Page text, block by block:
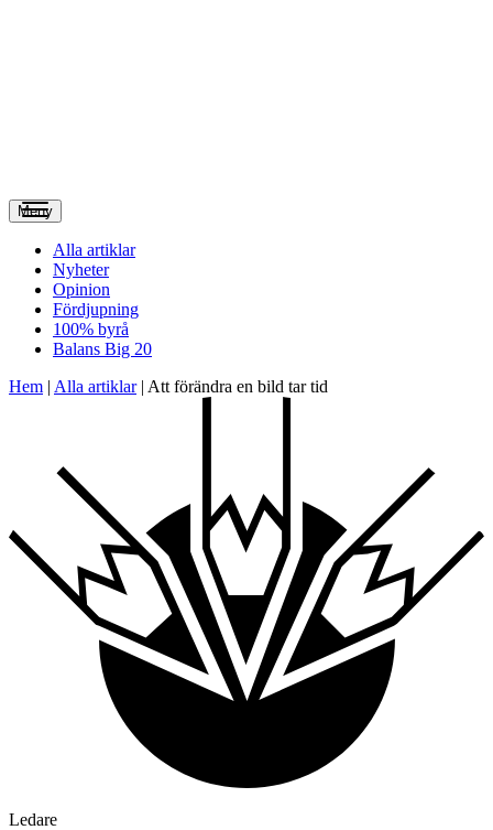
Meny
Alla artiklar
Nyheter
Opinion
Fördjupning
100% byrå
Balans Big 20
Hem | Alla artiklar| Att förändra en bild tar tid
Ledare